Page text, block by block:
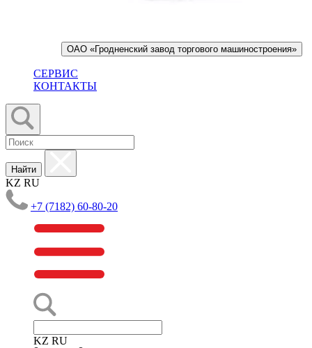
ОАО «Гродненский завод торгового машиностроения»
СЕРВИС
КОНТАКТЫ
Найти
KZ RU
+7 (7182) 60-80-20
KZ RU